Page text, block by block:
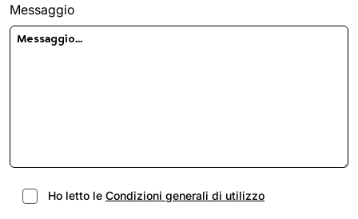
Messaggio
Ho letto le Condizioni generali di utilizzo